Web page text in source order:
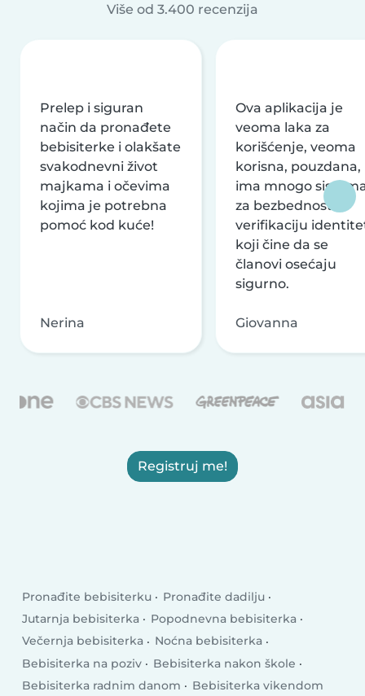
Više od 3.400 recenzija
Prelep i siguran
način da pronađete
bebisiterke i olakšate
svakodnevni život
majkama i očevima
kojima je potrebna
pomoć kod kuće!
Nerina
Ova aplikacija je
veoma laka za
korišćenje, veoma
korisna, pouzdana,
ima mnogo
za bezbednost i
verifikaciju
koji čine da se
članovi osećaju
sigurno.
Giovanna
Registruj me!
Pronađite bebisiterku
Pronađite dadilju
Jutarnja bebisiterka
Popodnevna bebisiterka
Večernja bebisiterka
Noćna bebisiterka
Bebisiterka na poziv
Bebisiterka nakon škole
Bebisiterka radnim danom
Bebisiterka vikendom